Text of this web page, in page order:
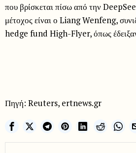
που βρίσκεται πίσω από την
μέτοχος είναι ο Liang Wenfeng,
hedge fund High-Flyer, όπως
Πηγή: Reuters, ertnews.gr